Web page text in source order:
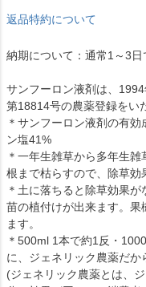
返品特約について
納期について：通常1～3
サンフーロン液剤は、
第18814号の農薬登録をい
＊サンフーロン液剤の有
ン塩41%
＊一年生雑草から多年生
根まで枯らすので、除草効
＊土に落ちると除草効果が
苗の植付けが出来ます。
ます。
＊500ml 1本で約1反・
に、ジェネリック農薬だか
(ジェネリック農薬とは、